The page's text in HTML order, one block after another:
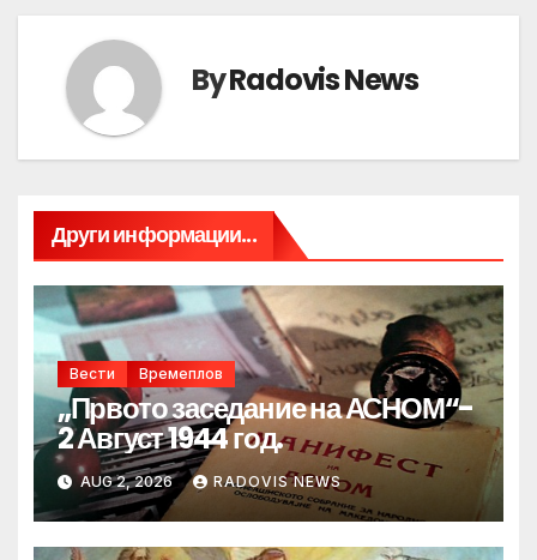
ByRadovis News
Други информации...
Вести Времеплов
„Првото заседание на АСНОМ“-
2 Август 1944 год.
AUG 2, 2026 RADOVIS NEWS